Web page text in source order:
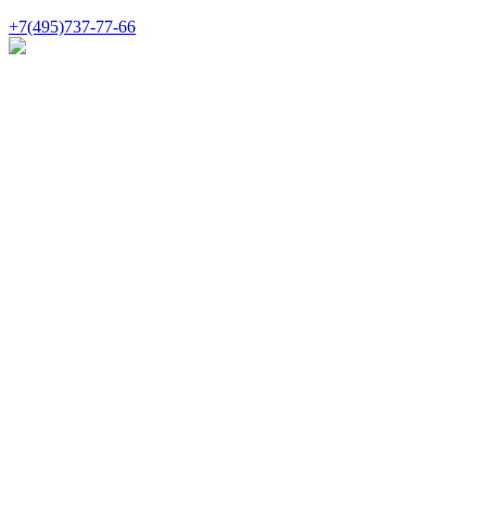
+7(495)737-77-66